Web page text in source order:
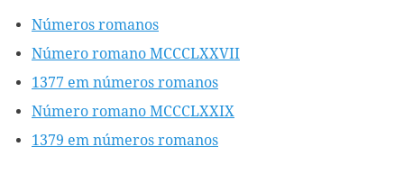
Números romanos
Número romano MCCCLXXVII
1377 em números romanos
Número romano MCCCLXXIX
1379 em números romanos